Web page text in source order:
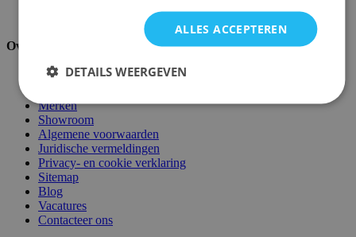
Palletopslag & Fulfilment
Over ons
Over ons
Merken
Showroom
Algemene voorwaarden
Juridische vermeldingen
Privacy- en cookie verklaring
Sitemap
Blog
Vacatures
Contacteer ons
ALLES ACCEPTEREN
DETAILS WEERGEVEN